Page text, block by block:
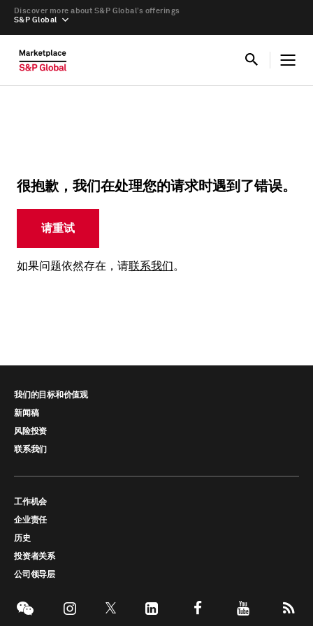
S&P Global
Discover more about S&P Global’s offerings
很抱歉，我们在处理您的请求时遇到了错误。
请重试
如果问题依然存在，请联系我们。
我们的目标和价值观
新闻稿
风险投资
联系我们
工作机会
企业责任
历史
投资者关系
公司领导层